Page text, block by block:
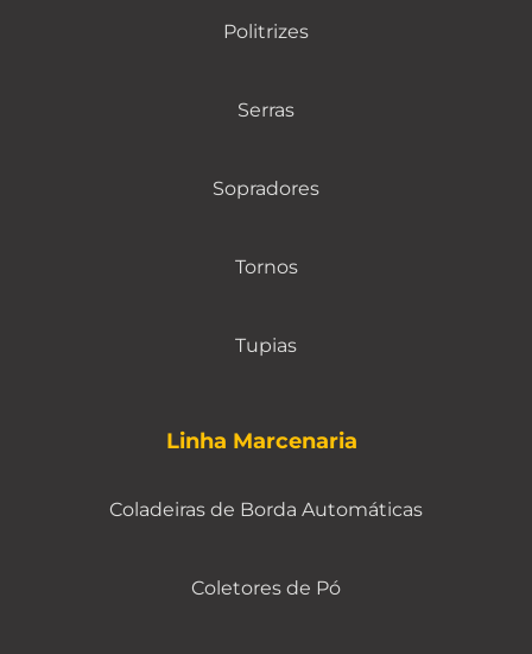
Politrizes
Serras
Sopradores
Tornos
Tupias
Linha Marcenaria
Coladeiras de Borda Automáticas
Coletores de Pó